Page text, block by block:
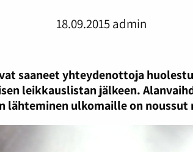
18.09.2015 admin
saaneet yhteydenottoja
leikkauslistan jälkeen.
lähteminen ulkomaille on noussut